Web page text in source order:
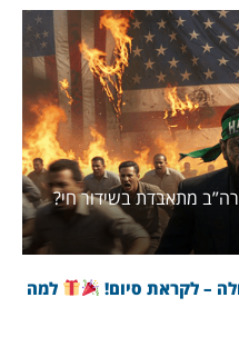
מתאבדת בשידור חי?
– לקראת סיום!
למה